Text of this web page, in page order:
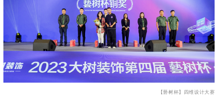
【兿树杯】四维设计大赛